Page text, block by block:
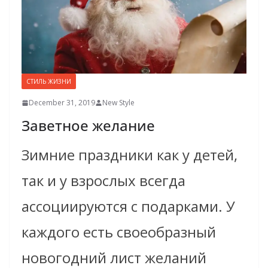
СТИЛЬ ЖИЗНИ
December 31, 2019 New Style
Заветное желание
Зимние праздники как у детей,
так и у взрослых всегда
ассоциируются с подарками. У
каждого есть своеобразный
новогодний лист желаний